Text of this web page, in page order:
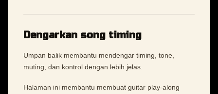
Dengarkan song timing
Umpan balik membantu mendengar timing, tone,
muting, dan kontrol dengan lebih jelas.
Halaman ini membantu membuat guitar play-along